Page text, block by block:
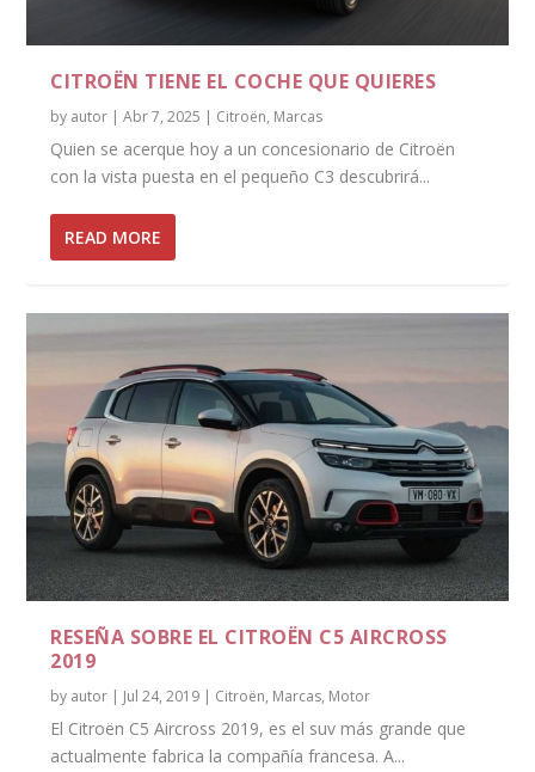
CITROËN TIENE EL COCHE QUE QUIERES
by autor |Abr 7, 2025 | Citroën, Marcas
Quien se acerque hoy a un concesionario de Citroën
con la vista puesta en el pequeño C3 descubrirá...
READ MORE
RESEÑA SOBRE EL CITROËN C5 AIRCROSS
2019
by autor | Jul 24, 2019 | Citroën, Marcas, Motor
El Citroën C5 Aircross 2019, es el suv más grande que
actualmente fabrica la compañía francesa. A...